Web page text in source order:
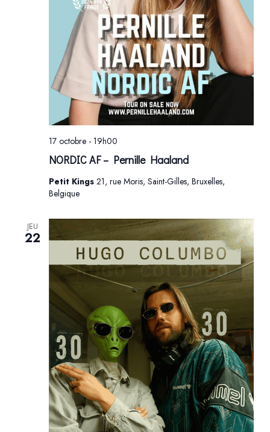
NORDIC AF – Pernille Haaland
17 octobre - 19h00
Petit Kings 21, rue Moris, Saint-Gilles, Bruxelles,
Belgique
JEU
22